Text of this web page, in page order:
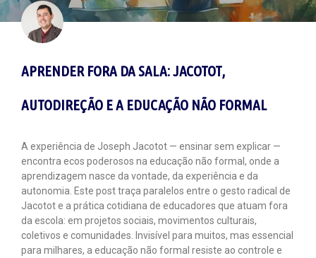
APRENDER FORA DA SALA: JACOTOT,
AUTODIREÇÃO E A EDUCAÇÃO NÃO FORMAL
A experiência de Joseph Jacotot — ensinar sem explicar —
encontra ecos poderosos na educação não formal, onde a
aprendizagem nasce da vontade, da experiência e da
autonomia. Este post traça paralelos entre o gesto radical de
Jacotot e a prática cotidiana de educadores que atuam fora
da escola: em projetos sociais, movimentos culturais,
coletivos e comunidades. Invisível para muitos, mas essencial
para milhares, a educação não formal resiste ao controle e